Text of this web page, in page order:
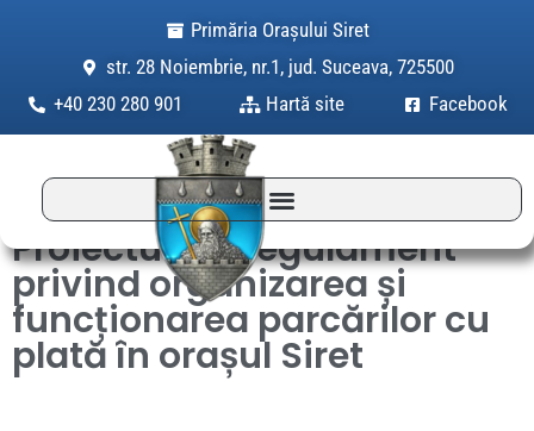
Primăria Orașului Siret
str. 28 Noiembrie, nr.1, jud. Suceava, 725500
+40 230 280 901
Hartă site Facebook
Proiectul de Regulament
privind organizarea și
funcționarea parcărilor cu
plată în orașul Siret